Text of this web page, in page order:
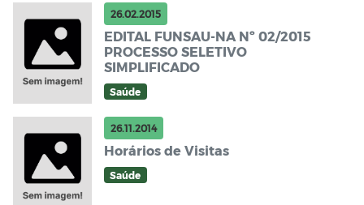
26.02.2015
EDITAL FUNSAU-NA Nº 02/2015
PROCESSO SELETIVO
SIMPLIFICADO
Saúde
26.11.2014
Horários de Visitas
Saúde